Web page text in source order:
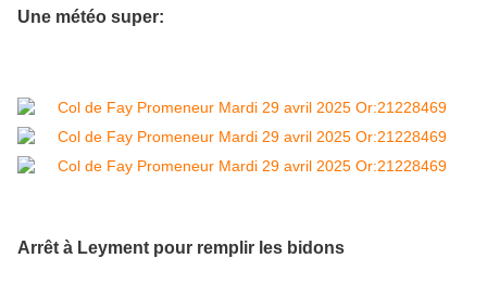
Une météo super:
Arrêt à Leyment pour remplir les bidons